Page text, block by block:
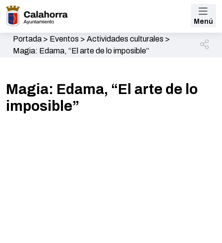
Menú
Portada> Eventos > Actividades culturales >
Magia: Edama, “El arte de lo imposible”
Magia: Edama, “El arte de lo
imposible”